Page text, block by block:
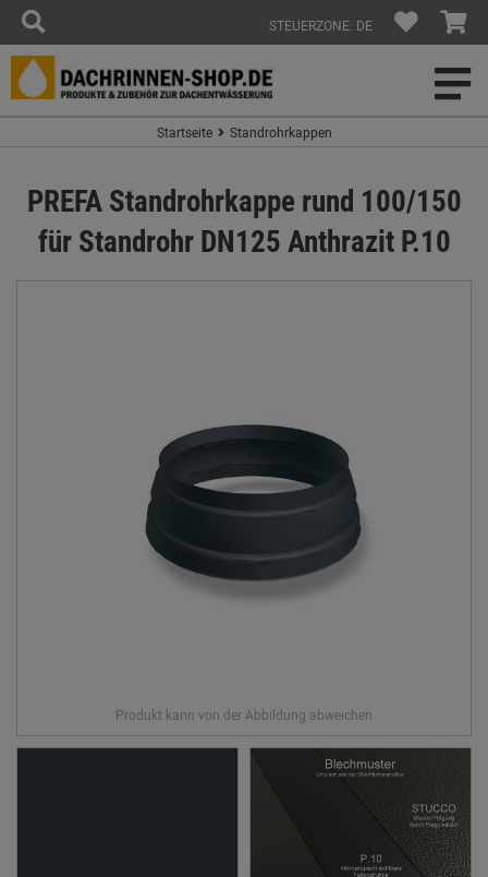
STEUERZONE: DE
Startseite Standrohrkappen
PREFA Standrohrkappe rund 100/150
für Standrohr DN125 Anthrazit P.10